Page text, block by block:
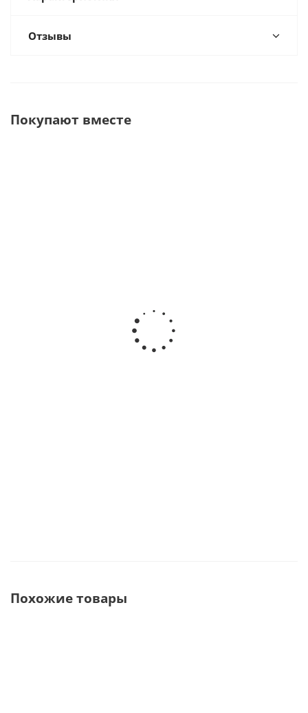
Отзывы
Покупают вместе
Мультифункциональная
комплексная система
для профессионального
отбеливания зубов ·
Похожие товары